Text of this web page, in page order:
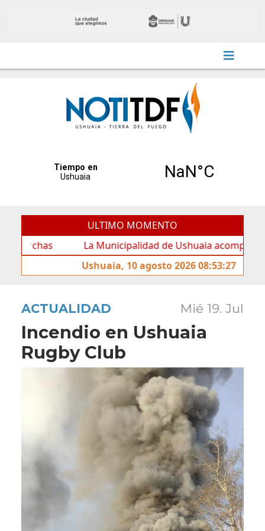
ULTIMO MOMENTO
La Municipalidad de Ushuaia acompañó los
Ushuaia, 10 agosto 2026 08:53:27
ACTUALIDAD Mié 19. Jul
Incendio en Ushuaia
Rugby Club